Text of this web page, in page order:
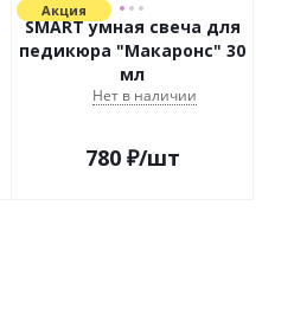
Акция
SMART умная свеча для
педикюра "Макаронс" 30
мл
Нет в наличии
780₽/шт